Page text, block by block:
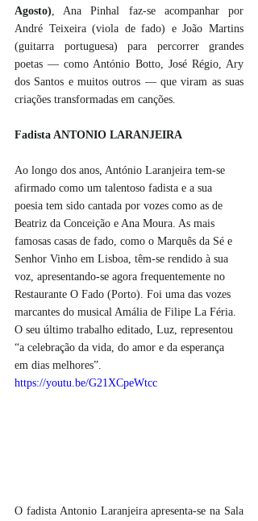
Agosto) , Ana Pinhal faz-se acompanhar por
André Teixeira (viola de fado) e João Martins
(guitarra portuguesa) para percorrer grandes
poetas — como António Botto, José Régio, Ary
dos Santos e muitos outros — que viram as suas
criações transformadas em canções.
Fadista ANTONIO LARANJEIRA
Ao longo dos anos, António Laranjeira tem-se
afirmado como um talentoso fadista e a sua
poesia tem sido cantada por vozes como as de
Beatriz da Conceição e Ana Moura. As mais
famosas casas de fado, como o Marquês da Sé e
Senhor Vinho em Lisboa, têm-se rendido à sua
voz, apresentando-se agora frequentemente no
Restaurante O Fado (Porto). Foi uma das vozes
marcantes do musical Amália de Filipe La Féria.
O seu último trabalho editado, Luz, representou
“a celebração da vida, do amor e da esperança
em dias melhores”.
https://youtu.be/G21XCpeWtcc
O fadista Antonio Laranjeira apresenta-se na Sala